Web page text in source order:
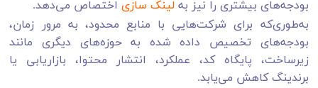
بودجه‌های بیشتری را نیز بهلینک سازی اختصاص می‌دهد.
به‌طوری‌که برای شرکت‌هایی با منابع محدود، به مرور زمان،
بودجه‌های تخصیص داده شده به حوزه‌های دیگری مانند
زیرساخت، پایگاه کد، عملکرد، انتشار محتوا، بازاریابی یا
برندینگ کاهش می‌یابد.